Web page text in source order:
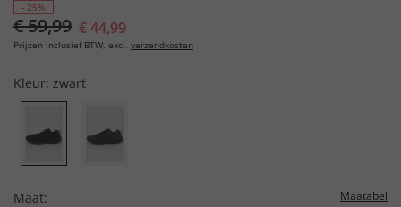
- 25%
€ 59,99 € 44,99
Prijzen inclusief BTW, excl. verzendkosten
Kleur: zwart
Maat: Maatabel